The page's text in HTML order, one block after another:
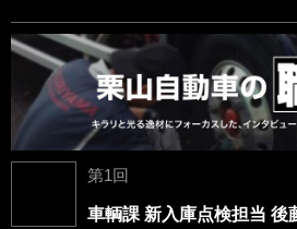
第1回
車輌課 新入庫点検担当 後